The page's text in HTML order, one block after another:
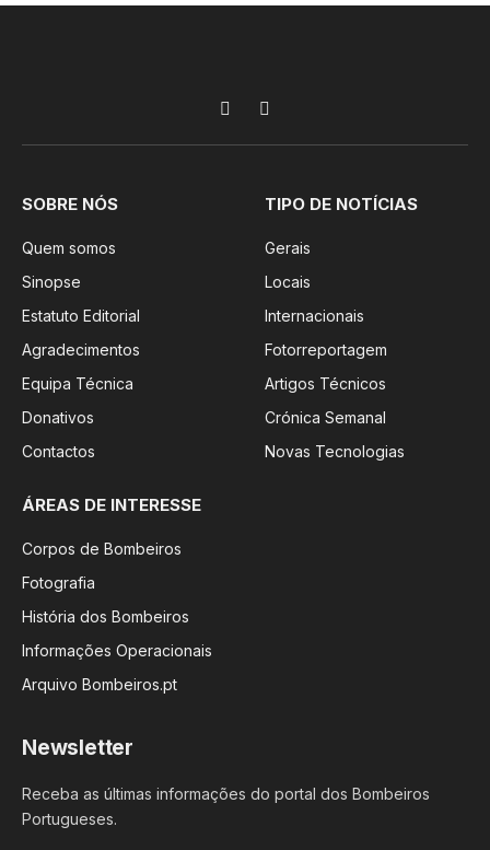
FacebookInstagram
SOBRE NÓS
Quem somos
Sinopse
Estatuto Editorial
Agradecimentos
Equipa Técnica
Donativos
Contactos
TIPO DE NOTÍCIAS
Gerais
Locais
Internacionais
Fotorreportagem
Artigos Técnicos
Crónica Semanal
Novas Tecnologias
ÁREAS DE INTERESSE
Corpos de Bombeiros
Fotografia
História dos Bombeiros
Informações Operacionais
Arquivo Bombeiros.pt
Newsletter
Receba as últimas informações do portal dos Bombeiros
Portugueses.